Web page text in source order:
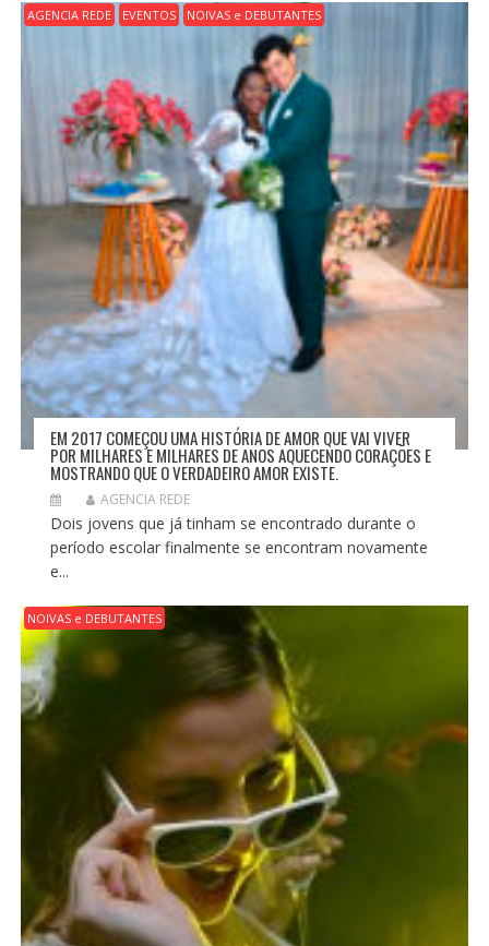
O
D
AGENCIA REDE EVENTOS NOIVAS e DEBUTANTES
EM 2017 COMEÇOU UMA HISTÓRIA DE AMOR QUE VAI VIVER
POR MILHARES E MILHARES DE ANOS AQUECENDO CORAÇÕES E
MOSTRANDO QUE O VERDADEIRO AMOR EXISTE.
AGENCIA REDE
Dois jovens que já tinham se encontrado durante o
período escolar finalmente se encontram novamente
e...
NOIVAS e DEBUTANTES